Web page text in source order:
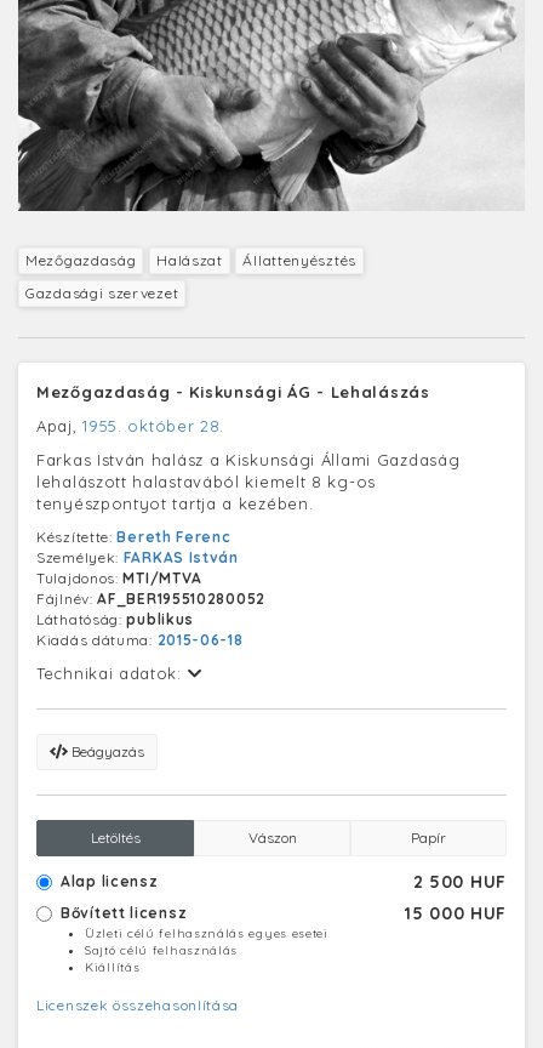
Mezőgazdaság Halászat
Állattenyésztés
Gazdasági szervezet
Mezőgazdaság - Kiskunsági ÁG - Lehalászás
Apaj,1955. október 28.
Farkas István halász a Kiskunsági Állami Gazdaság
lehalászott halastavából kiemelt 8 kg-os
tenyészpontyot tartja a kezében.
Készítette:Bereth Ferenc
Személyek: FARKAS István
Tulajdonos:MTI/MTVA
Fájlnév:AF_BER195510280052
Láthatóság:publikus
Kiadás dátuma: 2015-06-18
Technikai adatok:
Beágyazás
Letöltés Vászon Papír
Alap licensz 2 500 HUF
Bővített licensz 15 000 HUF
Üzleti célú felhasználás egyes esetei
Sajtó célú felhasználás
Kiállítás
Licenszek összehasonlítása